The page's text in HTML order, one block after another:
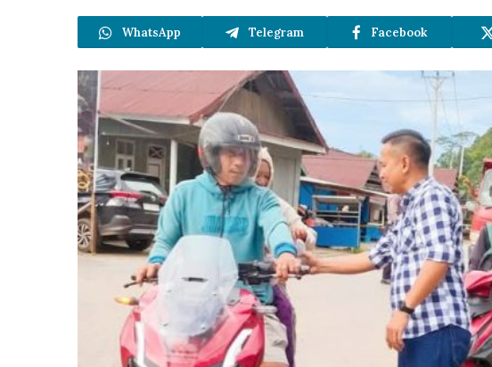
WhatsApp Telegram Facebook